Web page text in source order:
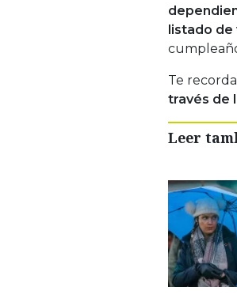
listado de
Te
través de
Leer